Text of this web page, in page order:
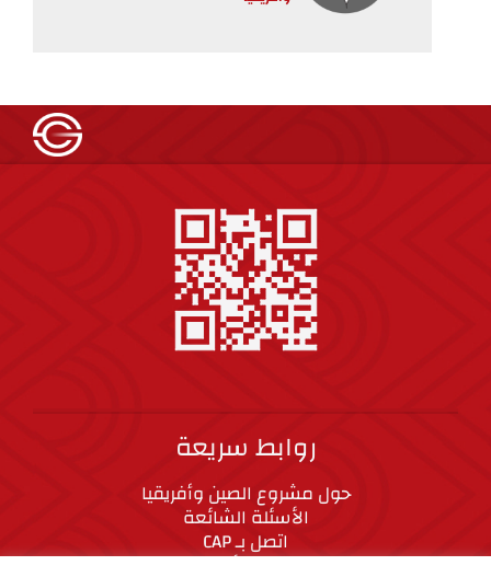
روابط سريعة
حول مشروع الصين وأفريقيا
الأسئلة الشائعة
اتصل بـ CAP
المعايير الأخلاقية